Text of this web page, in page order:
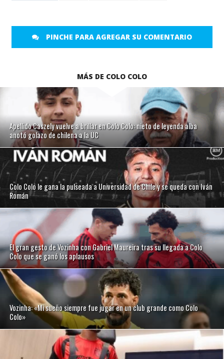
PINCHE PARA AGREGAR SU COMENTARIO
MÁS DE COLO COLO
Apellido Caszely vuelve a brillar en Colo Colo: nieto de leyenda alba
anotó golazo de chilena a la UC
Colo Colo le gana la pulseada a Universidad de Chile y se queda con Iván
Román
El gran gesto de Vozinha con Gabriel Maureira tras su llegada a Colo
Colo que se ganó los aplausos
Vozinha: «Mi sueño siempre fue jugar en un club grande como Colo
Colo»